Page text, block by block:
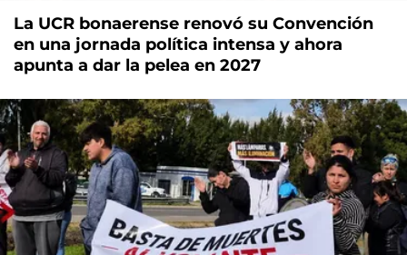
La UCR bonaerense renovó su Convención
en una jornada política intensa y ahora
apunta a dar la pelea en 2027